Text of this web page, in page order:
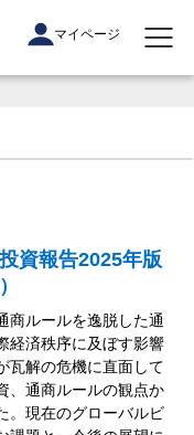
マイページ
資報告2025年版
商ルールを逸脱した通
経済秩序に及ぼす影響
瓦解の危機に直面して
、通商ルールの観点か
。現在のグローバルビ